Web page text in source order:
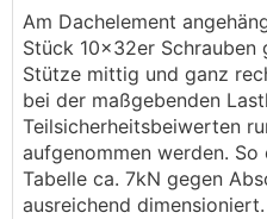
Am Dachelement
Stück 10x32er Schrauben
Stütze mittig und ganz
bei der maßgebenden
Teilsicherheitsbeiwerten
aufgenommen werden. So
Tabelle ca. 7kN gegen
ausreichend dimensioniert.